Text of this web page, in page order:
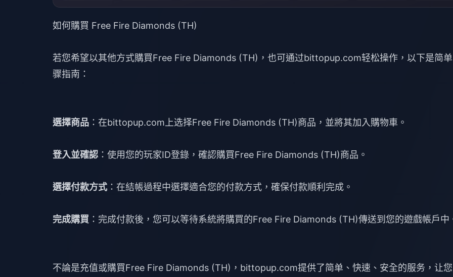
如何購買 Free Fire Diamonds (TH)
若您希望以其他方式購買Free Fire Diamonds (TH)，也可通过bittopup.com轻松操作，以下是简
骤指南：
選擇商品 ：在bittopup.com上选择Free Fire Diamonds (TH)商品，並將其加入購物車。
登入並確認 ：使用您的玩家ID登錄，確認購買Free Fire Diamonds (TH)商品。
選擇付款方式 ：在結帳過程中選擇適合您的付款方式，確保付款順利完成。
完成購買 ：完成付款後，您可以等待系統將購買的Free Fire Diamonds (TH)傳送到您的遊戲帳戶中
不論是充值或購買Free Fire Diamonds (TH)，bittopup.com提供了简单、快速、安全的服务，让